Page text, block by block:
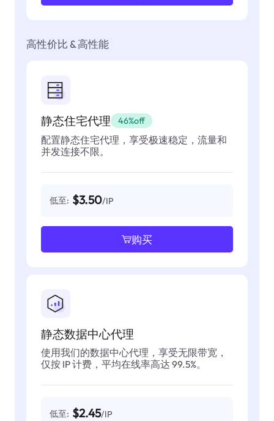
高性价比 & 高性能
静态住宅代理 46%off
配置静态住宅代理，享受极速稳定，流量和
并发连接不限。
低至: $3.50/IP
购买
静态数据中心代理
使用我们的数据中心代理，享受无限带宽，
仅按 IP 计费，平均在线率高达 99.5%。
低至: $2.45/IP